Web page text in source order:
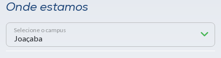
Onde estamos
Selecione o campus